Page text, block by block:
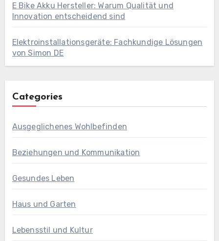
E Bike Akku Hersteller: Warum Qualität und
Innovation entscheidend sind
Elektroinstallationsgeräte: Fachkundige Lösungen
von Simon DE
Categories
Ausgeglichenes Wohlbefinden
Beziehungen und Kommunikation
Gesundes Leben
Haus und Garten
Lebensstil und Kultur